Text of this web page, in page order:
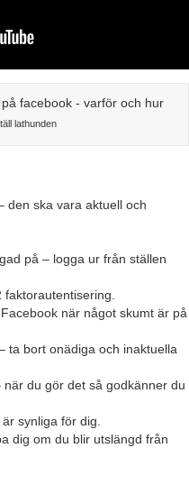
lathunden
den ska vara aktuell och
på – logga ur från ställen
när något skumt är på
ta bort onädiga och inaktuella
du gör det så godkänner du
synliga för dig.
dig om du blir utslängd från